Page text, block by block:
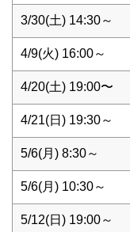
3/30(土) 14:30～
4/9(火) 16:00～
4/20(土) 19:00〜
4/21(日) 19:30～
5/6(月) 8:30～
5/6(月) 10:30～
5/12(日) 19:00～